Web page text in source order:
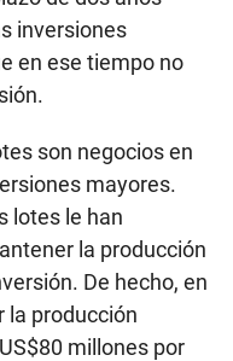
inversiones
en ese tiempo no
son negocios en
mayores.
lotes le han
la producción
De hecho, en
la producción
millones por